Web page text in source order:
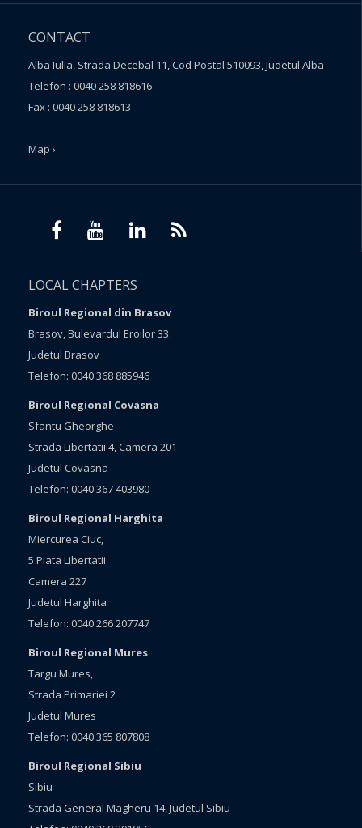
CONTACT
Alba Iulia, Strada Decebal 11, Cod Postal 510093, Judetul Alba
Telefon : 0040 258 818616
Fax : 0040 258 818613
Map ›
LOCAL CHAPTERS
Biroul Regional din Brasov
Brasov, Bulevardul Eroilor 33.
Judetul Brasov
Telefon: 0040 368 885946
Biroul Regional Covasna
Sfantu Gheorghe
Strada Libertatii 4, Camera 201
Judetul Covasna
Telefon: 0040 367 403980
Biroul Regional Harghita
Miercurea Ciuc,
5 Piata Libertatii
Camera 227
Judetul Harghita
Telefon: 0040 266 207747
Biroul Regional Mures
Targu Mures,
Strada Primariei 2
Judetul Mures
Telefon: 0040 365 807808
Biroul Regional Sibiu
Sibiu
Strada General Magheru 14, Judetul Sibiu